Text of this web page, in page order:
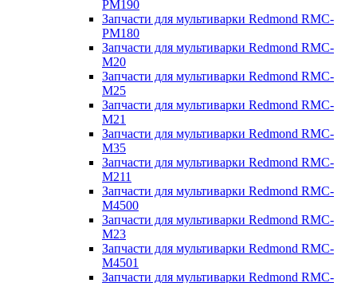
PM190
Запчасти для мультиварки Redmond RMC-
PM180
Запчасти для мультиварки Redmond RMC-
M20
Запчасти для мультиварки Redmond RMC-
M25
Запчасти для мультиварки Redmond RMC-
M21
Запчасти для мультиварки Redmond RMC-
M35
Запчасти для мультиварки Redmond RMC-
M211
Запчасти для мультиварки Redmond RMC-
M4500
Запчасти для мультиварки Redmond RMC-
M23
Запчасти для мультиварки Redmond RMC-
M4501
Запчасти для мультиварки Redmond RMC-